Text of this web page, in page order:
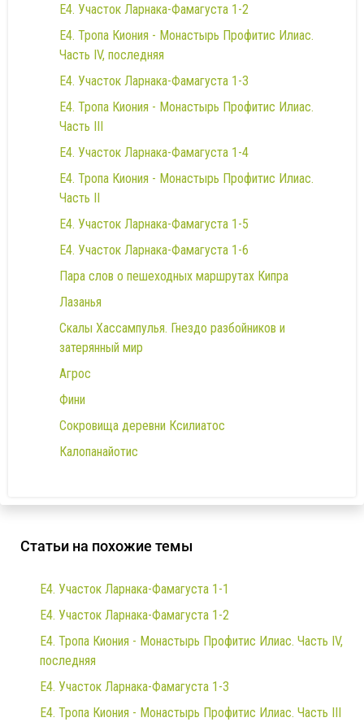
E4. Участок Ларнака-Фамагуста 1-2
E4. Тропа Киония - Монастырь Профитис Илиас.
Часть IV, последняя
E4. Участок Ларнака-Фамагуста 1-3
E4. Тропа Киония - Монастырь Профитис Илиас.
Часть III
E4. Участок Ларнака-Фамагуста 1-4
E4. Тропа Киония - Монастырь Профитис Илиас.
Часть II
E4. Участок Ларнака-Фамагуста 1-5
E4. Участок Ларнака-Фамагуста 1-6
Пара слов о пешеходных маршрутах Кипра
Лазанья
Скалы Хассампулья. Гнездо разбойников и
затерянный мир
Агрос
Фини
Сокровища деревни Ксилиатос
Калопанайотис
Статьи на похожие темы
E4. Участок Ларнака-Фамагуста 1-1
E4. Участок Ларнака-Фамагуста 1-2
E4. Тропа Киония - Монастырь Профитис Илиас. Часть IV,
последняя
E4. Участок Ларнака-Фамагуста 1-3
E4. Тропа Киония - Монастырь Профитис Илиас. Часть III